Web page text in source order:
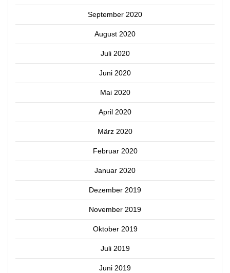
September 2020
August 2020
Juli 2020
Juni 2020
Mai 2020
April 2020
März 2020
Februar 2020
Januar 2020
Dezember 2019
November 2019
Oktober 2019
Juli 2019
Juni 2019